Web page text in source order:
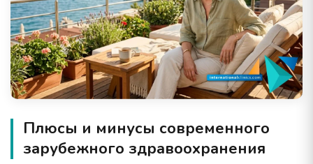
Плюсы и минусы современного
зарубежного здравоохранения